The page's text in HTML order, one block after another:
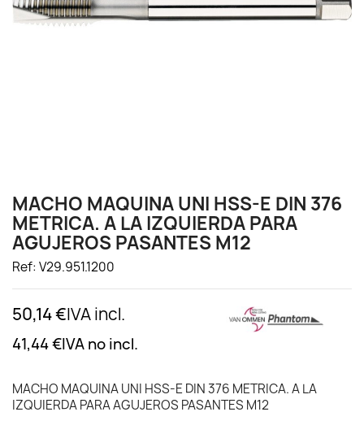
MACHO MAQUINA UNI HSS-E DIN 376
METRICA. A LA IZQUIERDA PARA
AGUJEROS PASANTES M12
Ref: V29.951.1200
50,14 €IVA incl.
41,44 €IVA no incl.
MACHO MAQUINA UNI HSS-E DIN 376 METRICA. A LA
IZQUIERDA PARA AGUJEROS PASANTES M12